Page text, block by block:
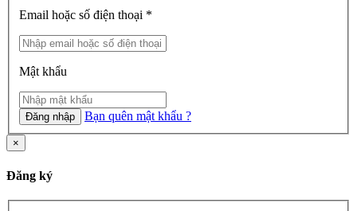
Email hoặc số điện thoại *
Mật khẩu
Đăng nhập Bạn quên mật khẩu ?
×
Đăng ký